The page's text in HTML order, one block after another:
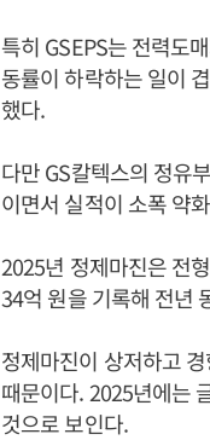
특히 GSEPS는 전력도
동률이 하락하는 일이
했다.
다만 GS칼텍스의 정유
이면서 실적이 소폭 약
2025년 정제마진은 전
34억 원을 기록해 전년
정제마진이 상저하고
때문이다. 2025년에는
것으로 보인다.